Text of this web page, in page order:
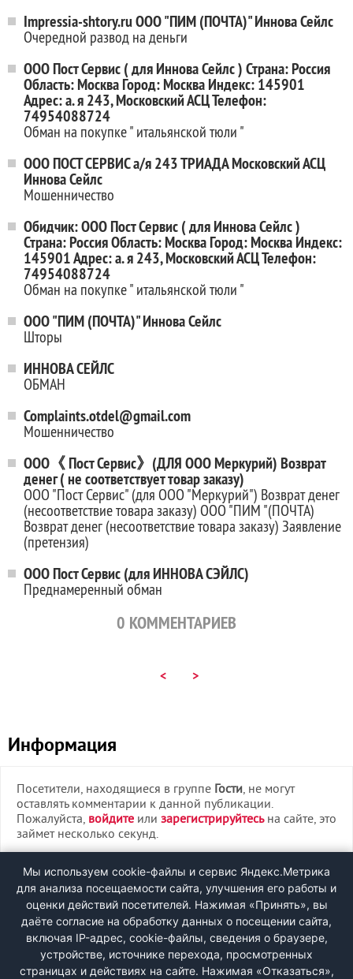
Impressia-shtory.ru ООО "ПИМ (ПОЧТА)" Иннова Сейлс
Очередной развод на деньги
ООО Пост Сервис ( для Иннова Сейлс ) Страна: Россия
Область: Москва Город: Москва Индекс: 145901
Адрес: а. я 243, Московский АСЦ Телефон:
74954088724
Обман на покупке " итальянской тюли "
ООО ПОСТ СЕРВИС а/я 243 ТРИАДА Московский АСЦ
Иннова Сейлс
Мошенничество
Обидчик: ООО Пост Сервис ( для Иннова Сейлс )
Страна: Россия Область: Москва Город: Москва Индекс:
145901 Адрес: а. я 243, Московский АСЦ Телефон:
74954088724
Обман на покупке " итальянской тюли "
ООО "ПИМ (ПОЧТА)" Иннова Сейлс
Шторы
ИННОВА СЕЙЛС
ОБМАН
Complaints.otdel@gmail.com
Мошенничество
ООО《 Пост Сервис》(ДЛЯ ООО Меркурий) Возврат
денег ( не соответствует товар заказу)
ООО "Пост Сервис" (для ООО "Меркурий") Возврат денег
(несоответствие товара заказу) ООО "ПИМ "(ПОЧТА)
Возврат денег (несоответствие товара заказу) Заявление
(претензия)
ООО Пост Сервис (для ИННОВА СЭЙЛС)
Преднамеренный обман
0 КОММЕНТАРИЕВ
< >
Информация
Посетители, находящиеся в группе Гости, не могут
оставлять комментарии к данной публикации.
Пожалуйста, войдите или зарегистрируйтесьна сайте, это
займет несколько секунд.
ВХОД
РЕГИСТРАЦИЯ
Быстрая регистрациячерез соцсети:
Мы используем cookie-файлы и сервис Яндекс.Метрика
для анализа посещаемости сайта, улучшения его работы и
оценки действий посетителей. Нажимая «Принять», вы
даёте согласие на обработку данных о посещении сайта,
включая IP-адрес, cookie-файлы, сведения о браузере,
устройстве, источнике перехода, просмотренных
страницах и действиях на сайте. Нажимая «Отказаться»,